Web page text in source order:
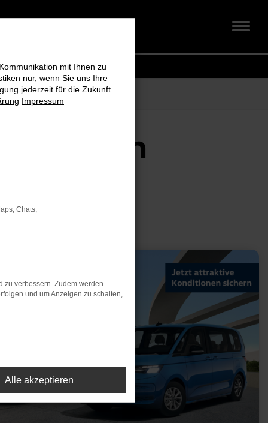
mit Ihnen zu
nur, wenn Sie uns Ihre
jederzeit für die Zukunft
Impressum
Chats,
zu verbessern. Zudem werden
und um Anzeigen zu schalten,
Alle akzeptieren